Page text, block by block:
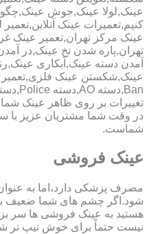
عینک,لولا عینک,جوش
کنیم,تعمیرات عینک آنلاین,تعمیر
عینک مرکز تهران,تعمیر عینک
تهران,پاره شدن نخ عینک,در
آمدن دسته عینک,آبکاری
تغییرات بر روی ظاهر عینک
در وقت شما مشتریان عزیز با
شماست.
عینک فروشی
مصرف پزشکی دارد،اما به
شود.اگر چشم های شما ضعیف
هستید به عینک فروشی ها سر
نیست حتماً برای خوش تیپ تر